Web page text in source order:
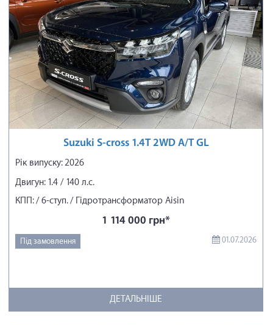
Suzuki S-cross 1.4T 2WD A/T GL
Рік випуску: 2026
Двигун: 1.4 / 140 л.с.
КПП: / 6-ступ. / Гідротрансформатор Aisin
1 114 000 грн*
Під замовлення 01.07.2026
ДЕТАЛЬНІШЕ